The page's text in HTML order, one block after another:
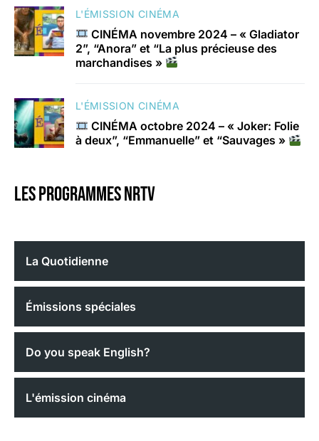
L'ÉMISSION CINÉMA
CINÉMA novembre 2024 – « Gladiator
2”, “Anora” et “La plus précieuse des
marchandises »
L'ÉMISSION CINÉMA
CINÉMA octobre 2024 – « Joker: Folie
à deux”, “Emmanuelle” et “Sauvages »
Les programmes nrtv
La Quotidienne
Émissions spéciales
Do you speak English?
L'émission cinéma